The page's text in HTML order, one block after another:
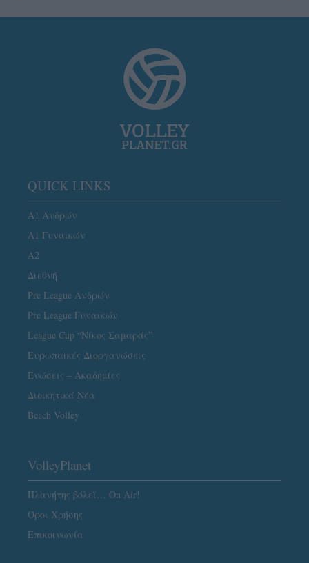
QUICK LINKS
Α1 Ανδρών
Α1 Γυναικών
A2
Διεθνή
Pre League Ανδρών
Pre League Γυναικών
League Cup “Νίκος Σαμαράς”
Ευρωπαϊκές Διοργανώσεις
Ενώσεις – Ακαδημίες
Διοικητικά Νέα
Beach Volley
VolleyPlanet
Πλανήτης βόλεϊ… On Air!
Όροι Χρήσης
Επικοινωνία